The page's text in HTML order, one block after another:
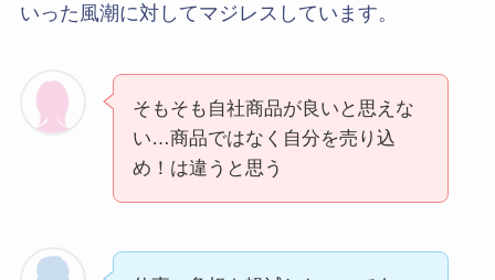
いった風潮に対してマジレスしています。
そもそも自社商品が良いと思えな
い…商品ではなく自分を売り込
め！は違うと思う